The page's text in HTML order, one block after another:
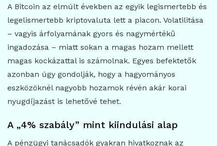
A Bitcoin az elmúlt években az egyik legismertebb és
legelismertebb kriptovaluta lett a piacon. Volatilitása
– vagyis árfolyamának gyors és nagymértékű
ingadozása – miatt sokan a magas hozam mellett
magas kockázattal is számolnak. Egyes befektetők
azonban úgy gondolják, hogy a hagyományos
eszközöknél nagyobb hozamok révén akár korai
nyugdíjazást is lehetővé tehet.
A „4% szabály” mint kiindulási alap
A pénzügyi tanácsadók gyakran hivatkoznak az